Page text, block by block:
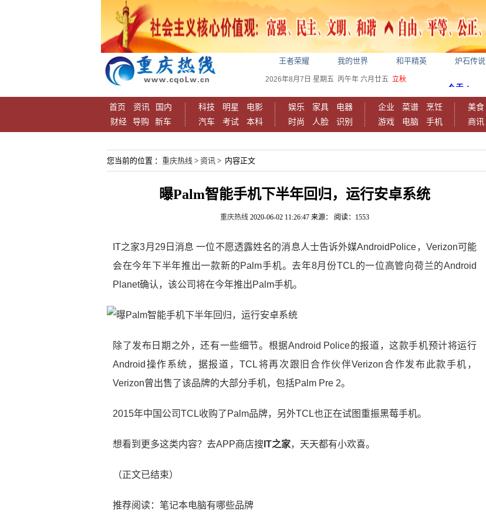
王者荣耀 我的世界 和平精英 炉石传说
2026年8月7日 星期五 丙午年 六月廿五 立秋
首页 资讯
国内
财经
导购 新车
科技 明星
电影
汽车
考试 本科
娱乐 家具
电器
时尚
人脸 识别
企业 菜谱
烹饪
游戏
电脑 手机
美食
商讯
您当前的位置 ： 重庆热线 > 资讯 > 内容正文
曝Palm智能手机下半年回归，运行安卓系统
重庆热线 2020-06-02 11:26:47 来源： 阅读：1553
IT之家3月29日消息 一位不愿透露姓名的消息人士告诉外媒AndroidPolice，Verizon可能
会在今年下半年推出一款新的Palm手机。去年8月份TCL的一位高管向荷兰的Android
Planet确认，该公司将在今年推出Palm手机。
除了发布日期之外，还有一些细节。根据Android Police的报道，这款手机预计将运行
Android操作系统，据报道，TCL将再次跟旧合作伙伴Verizon合作发布此款手机，
Verizon曾出售了该品牌的大部分手机，包括Palm Pre 2。
2015年中国公司TCL收购了Palm品牌，另外TCL也正在试图重振黑莓手机。
想看到更多这类内容？去APP商店搜 IT之家，天天都有小欢喜。
（正文已结束）
推荐阅读： 笔记本电脑有哪些品牌